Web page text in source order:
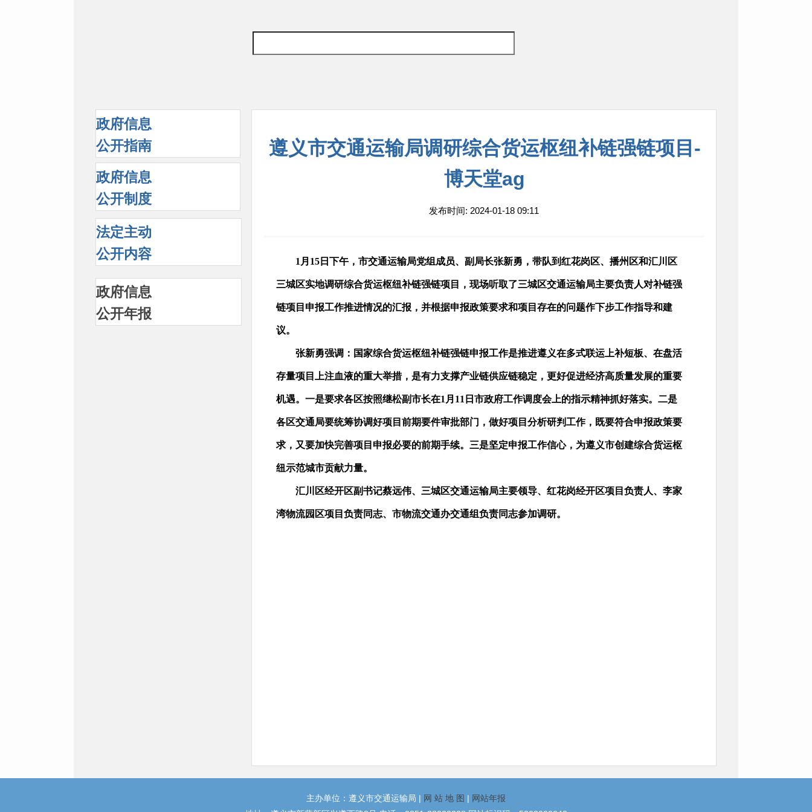
政府信息
公开指南
政府信息
公开制度
法定主动
公开内容
政府信息
公开年报
遵义市交通运输局调研综合货运枢纽补链强链项目-
博天堂ag
发布时间: 2024-01-18 09:11
1月15日下午，市交通运输局党组成员、副局长张新勇，带队到红花岗区、播州区和汇川区
三城区实地调研综合货运枢纽补链强链项目，现场听取了三城区交通运输局主要负责人对补链强
链项目申报工作推进情况的汇报，并根据申报政策要求和项目存在的问题作下步工作指导和建
议。
张新勇强调：国家综合货运枢纽补链强链申报工作是推进遵义在多式联运上补短板、在盘活
存量项目上注血液的重大举措，是有力支撑产业链供应链稳定，更好促进经济高质量发展的重要
机遇。一是要求各区按照继松副市长在1月11日市政府工作调度会上的指示精神抓好落实。二是
各区交通局要统筹协调好项目前期要件审批部门，做好项目分析研判工作，既要符合申报政策要
求，又要加快完善项目申报必要的前期手续。三是坚定申报工作信心，为遵义市创建综合货运枢
纽示范城市贡献力量。
汇川区经开区副书记蔡远伟、三城区交通运输局主要领导、红花岗经开区项目负责人、李家
湾物流园区项目负责同志、市物流交通办交通组负责同志参加调研。
主办单位：遵义市交通运输局 | 网 站 地 图 | 网站年报